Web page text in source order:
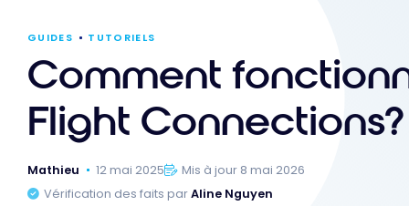
GUIDES TUTORIELS
Comment
Flight Connections?
Mathieu 12 mai 2025
Mis à jour 8 mai 2026
Vérification des faits parAline Nguyen